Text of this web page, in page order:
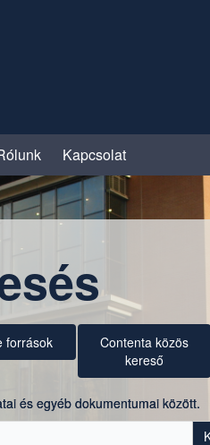
Kapcsolat
források
Contenta közös
kereső
és egyéb dokumentumai között.